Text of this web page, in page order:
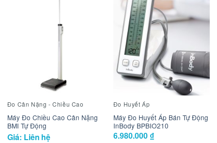
Đo Cân Nặng - Chiều Cao
Máy Đo Chiều Cao Cân Nặng
BMI Tự Động
Giá: Liên hệ
Đo Huyết Áp
Máy Đo Huyết Áp Bán Tự Động
InBody BPBIO210
6.980.000 ₫